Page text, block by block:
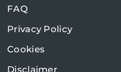
FAQ
Privacy Policy
Cookies
Disclaimer